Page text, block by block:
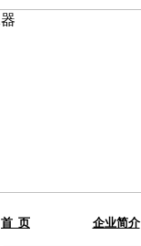
首 页 企业简介